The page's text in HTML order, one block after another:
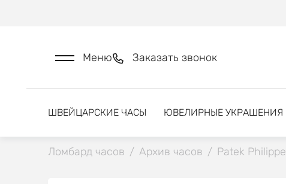
Меню Заказать звонок
ШВЕЙЦАРСКИЕ ЧАСЫ ЮВЕЛИРНЫЕ УКРАШЕНИЯ
Ломбард часов / Архив часов / Patek Philippe